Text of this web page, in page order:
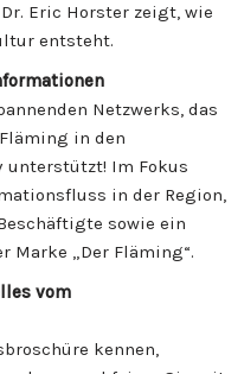
Eric Horster zeigt, wie
entsteht.
Netzwerks, das
in den
unterstützt! Im Fokus
in der Region,
sowie ein
„Der Fläming“.
vom
kennen,